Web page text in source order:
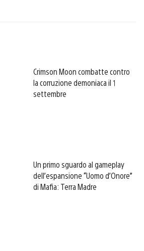
Crimson Moon combatte contro
la corruzione demoniaca il 1
settembre
Un primo sguardo al gameplay
dell’espansione “Uomo d’Onore”
di Mafia: Terra Madre